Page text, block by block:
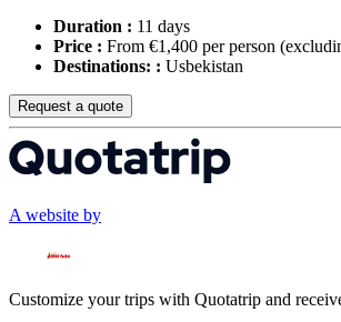
Duration : 11 days
Price : From €1,400 per person
Destinations: : Usbekistan
Request a quote
A website by
Customize your trips with Quotatrip and